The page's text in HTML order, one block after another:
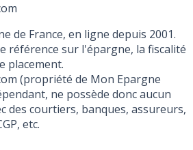
de France, en ligne depuis 2001.
référence sur l'épargne, la fiscalité
placement.
(propriété de Mon Epargne
ne possède donc aucun
des courtiers, banques, assureurs,
etc.